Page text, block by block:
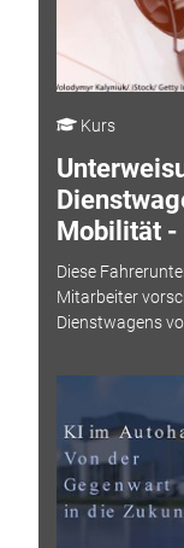
Kurs
Mobilität -
Diese
Mitarbeiter
Dienstwagens